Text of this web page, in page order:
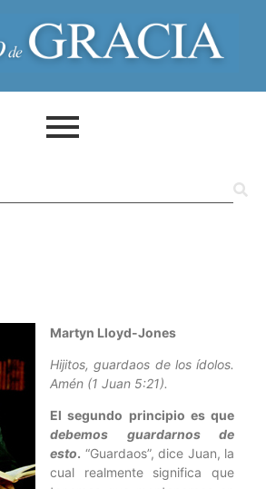
Martyn Lloyd-Jones
Hijitos, guardaos de los ídolos.
Amén (1 Juan 5:21).
El segundo principio es que
debemos guardarnos de
esto. “Guardaos”, dice Juan, la
cual realmente significa que